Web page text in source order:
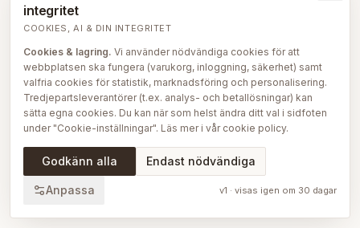
integritet
COOKIES, AI & DIN INTEGRITET
Cookies & lagring. Vi använder nödvändiga cookies för att
webbplatsen ska fungera (varukorg, inloggning, säkerhet) samt
valfria cookies för statistik, marknadsföring och personalisering.
Tredjepartsleverantörer (t.ex. analys- och betallösningar) kan
sätta egna cookies. Du kan när som helst ändra ditt val i sidfoten
under "Cookie-inställningar". Läs mer i vår cookie policy.
AI på Sängbutiken.För att ge dig en bättre upplevelse använder
vi delvis AI-teknik — bl.a. för smartare sök- och
att skapa, översätta och redigera delar av vårt redaktionella
Godkänn alla Endast nödvändiga
Anpassa v1 · visas igen om 30 dagar